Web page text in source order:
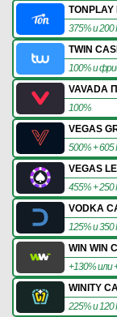
375% и 200
TWIN
100% и
VAVADA
100%
VEGAS
500% + 605
VEGAS
455% + 250
VODKA
125% и 350
WIN WIN
+130% или
WINITY
225% и 120